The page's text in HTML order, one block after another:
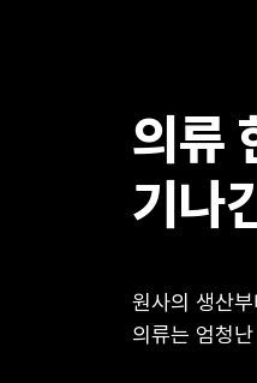
의류
기나
원사의 생산
의류는 엄청